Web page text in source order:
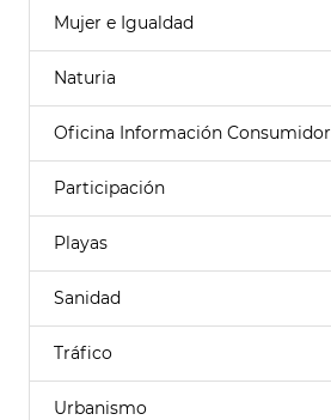
Mujer e Igualdad
Naturia
Oficina Información Consumidor
Participación
Playas
Sanidad
Tráfico
Urbanismo